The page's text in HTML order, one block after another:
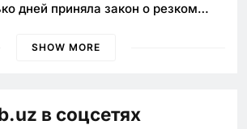
дней приняла закон о резком
SHOW MORE
в соцсетях